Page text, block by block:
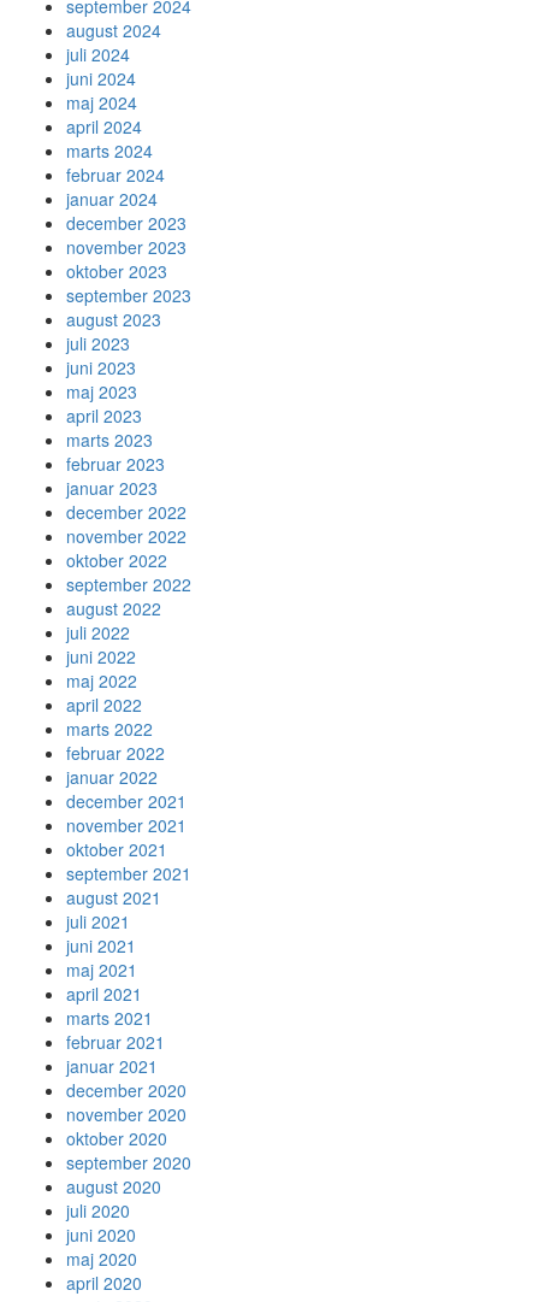
september 2024
august 2024
juli 2024
juni 2024
maj 2024
april 2024
marts 2024
februar 2024
januar 2024
december 2023
november 2023
oktober 2023
september 2023
august 2023
juli 2023
juni 2023
maj 2023
april 2023
marts 2023
februar 2023
januar 2023
december 2022
november 2022
oktober 2022
september 2022
august 2022
juli 2022
juni 2022
maj 2022
april 2022
marts 2022
februar 2022
januar 2022
december 2021
november 2021
oktober 2021
september 2021
august 2021
juli 2021
juni 2021
maj 2021
april 2021
marts 2021
februar 2021
januar 2021
december 2020
november 2020
oktober 2020
september 2020
august 2020
juli 2020
juni 2020
maj 2020
april 2020